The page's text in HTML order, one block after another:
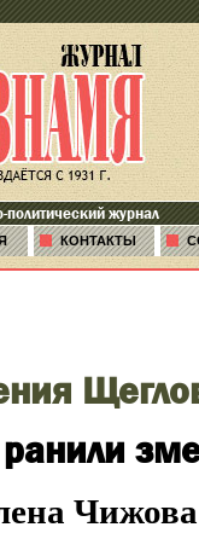
политический журнал
КОНТАКТЫ